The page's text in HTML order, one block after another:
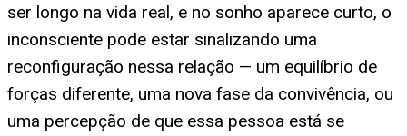
ser longo na vida real, e no sonho aparece curto, o
inconsciente pode estar sinalizando uma
reconfiguração nessa relação — um equilíbrio de
forças diferente, uma nova fase da convivência, ou
uma percepção de que essa pessoa está se